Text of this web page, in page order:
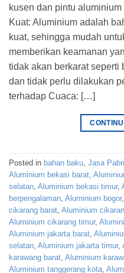
kusen dan pintu
Kuat: Aluminium adalah
kuat, sehingga mudah
memberikan keamanan
tidak akan berkarat seperti
dan tidak perlu dilakukan
terhadap Cuaca: […]
Posted in bahan baku, Jasa
Aluminium bekasi barat,
selatan, Aluminium bekasi timur,
berpengalaman, Aluminium bogor,
cikarang barat, Aluminium
Aluminium cikarang timur,
Aluminium jakarta barat,
selatan, Aluminium jakarta timur,
karawang barat, Aluminium
Aluminium tanggerang kota,